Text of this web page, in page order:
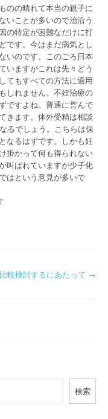
のの晴れて本当の親子に
いことが多いので治沿う
の特定が困難なだけに打
です。今はまだ病気とし
いのです。このごろ日本
いますがこれは先々どう
てもすべての方法に適用
しれません。不妊治療の
ですよね。普通に営んで
きます。体外受精は相談
るでしょう。こちらは保
なるはずです。しかも妊
掛かって何も得られない
叫ばれていますが少子化
はという意見が多いで
較検討するにあたって →
検索